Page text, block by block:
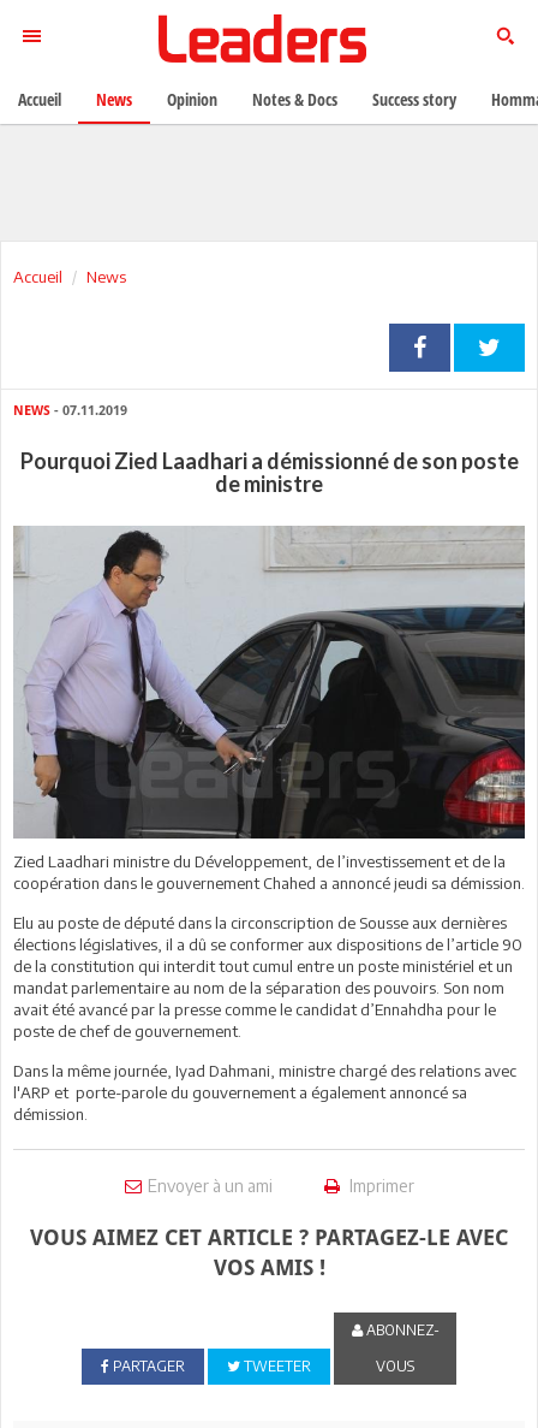
Accueil News
NEWS - 07.11.2019
Pourquoi Zied Laadhari a démissionné de son poste
de ministre
Zied Laadhari ministre du Développement, de l’investissement et de la
coopération dans le gouvernement Chahed a annoncé jeudi sa démission.
Elu au poste de député dans la circonscription de Sousse aux dernières
élections législatives, il a dû se conformer aux dispositions de l’article 90
de la constitution qui interdit tout cumul entre un poste ministériel et un
mandat parlementaire au nom de la séparation des pouvoirs. Son nom
avait été avancé par la presse comme le candidat d’Ennahdha pour le
poste de chef de gouvernement.
Dans la même journée, Iyad Dahmani, ministre chargé des relations avec
l'ARP et porte-parole du gouvernement a également annoncé sa
démission.
Envoyer à un ami Imprimer
VOUS AIMEZ CET ARTICLE ? PARTAGEZ-LE AVEC
VOS AMIS !
PARTAGER TWEETER
ABONNEZ-
VOUS
Accueil News Opinion Notes & Docs Success story